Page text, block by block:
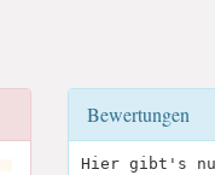
Bewertungen
Hier gibt's